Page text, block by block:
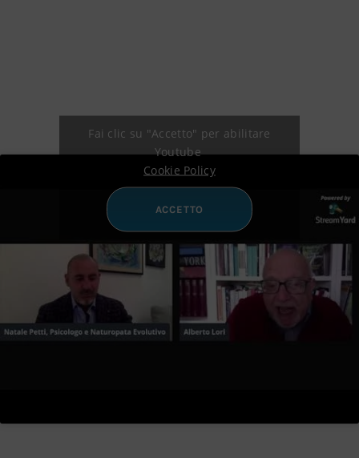
Fai clic su "Accetto" per abilitare
Youtube
Cookie Policy
ACCETTO